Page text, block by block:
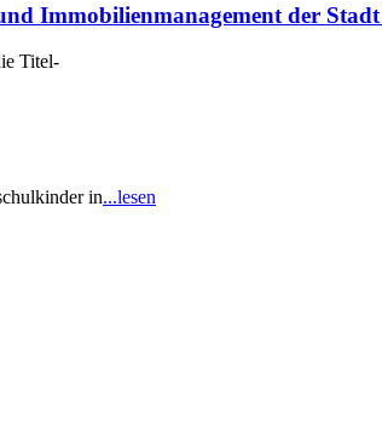
Immobilienmanagement der Stadt
Titel-
in...lesen